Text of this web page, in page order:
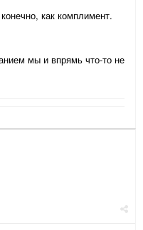
как комплимент.
мы и впрямь что-то не